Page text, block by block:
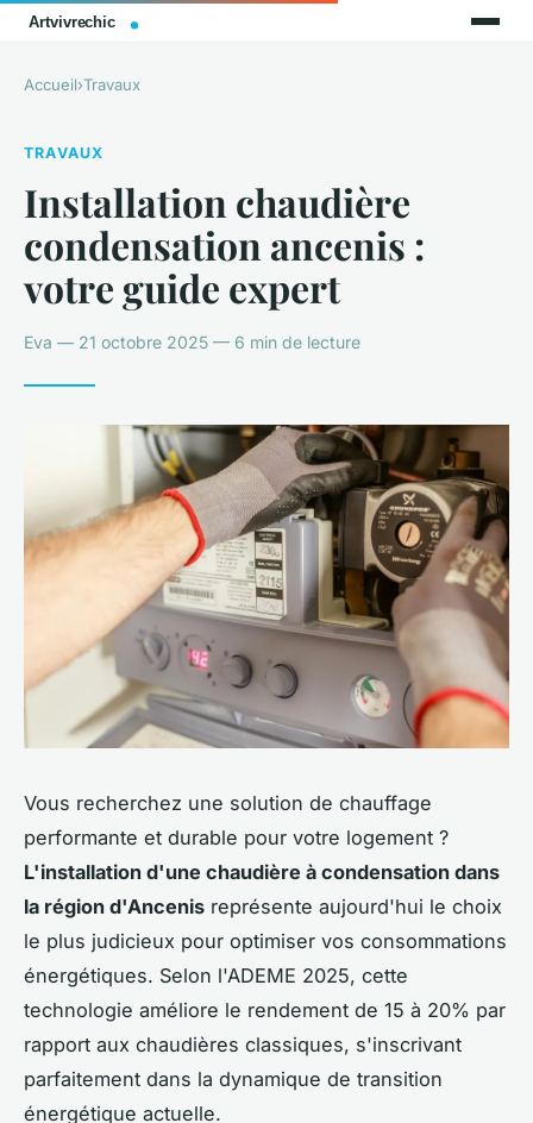
Accueil›Travaux
TRAVAUX
Installation chaudière
condensation ancenis :
votre guide expert
Eva — 21 octobre 2025 — 6 min de lecture
Vous recherchez une solution de chauffage
performante et durable pour votre logement ?
L'installation d'une chaudière à condensation dans
la région d'Ancenis représente aujourd'hui le choix
le plus judicieux pour optimiser vos consommations
énergétiques. Selon l'ADEME 2025, cette
technologie améliore le rendement de 15 à 20% par
rapport aux chaudières classiques, s'inscrivant
parfaitement dans la dynamique de transition
énergétique actuelle.